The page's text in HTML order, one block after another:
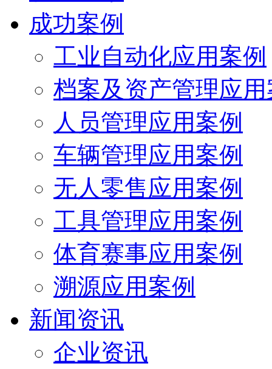
成功案例
工业自动化应用案例
档案及资产管理应
人员管理应用案例
车辆管理应用案例
无人零售应用案例
工具管理应用案例
体育赛事应用案例
溯源应用案例
新闻资讯
企业资讯